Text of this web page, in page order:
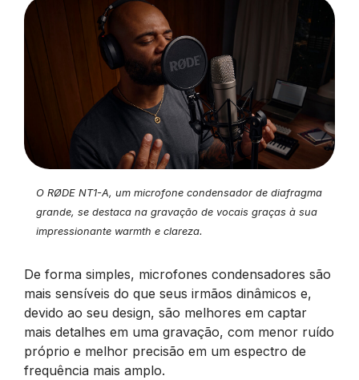
O RØDE NT1-A, um microfone condensador de diafragma
grande, se destaca na gravação de vocais graças à sua
impressionante warmth e clareza.
De forma simples, microfones condensadores são
mais sensíveis do que seus irmãos dinâmicos e,
devido ao seu design, são melhores em captar
mais detalhes em uma gravação, com menor ruído
próprio e melhor precisão em um espectro de
frequência mais amplo.